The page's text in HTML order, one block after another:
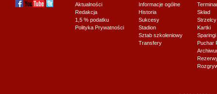
Aktualności
Redakcja
1,5 % podatku
Polityka Prywatności
Informacje ogólne
Historia
Sukcesy
Stadion
Sztab szkoleniowy
Transfery
Skład
Strzelcy
Kartki
Sparingi
Puchar